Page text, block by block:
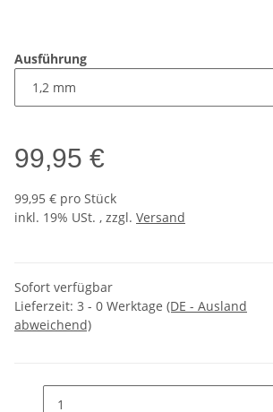
Ausführung
99,95 €
99,95 € pro Stück
inkl. 19% USt. , zzgl. Versand
Sofort verfügbar
Lieferzeit: 3 - 0 Werktage (DE - Ausland
abweichend)